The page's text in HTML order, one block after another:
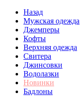
Назад
Мужская одежда
Джемперы
Кофты
Верхняя одежда
Свитера
Джинсовки
Водолазки
Новинки
Бадлоны